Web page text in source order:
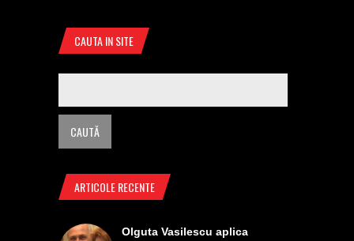
CAUTA IN SITE
ARTICOLE RECENTE
Olguta Vasilescu aplica